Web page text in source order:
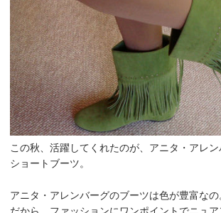
この秋、活躍してくれたのが、アニタ・アレ
ショートブーツ。
アニタ・アレンバーグのブーツは色が豊富なの。
だから、ファッションにワンポイントでニュ